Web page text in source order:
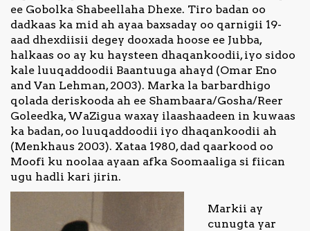
ee Gobolka Shabeellaha Dhexe. Tiro badan oo
dadkaas ka mid ah ayaa baxsaday oo qarnigii 19-
aad dhexdiisii degey dooxada hoose ee Jubba,
halkaas oo ay ku haysteen dhaqankoodii, iyo sidoo
kale luuqaddoodii Baantuuga ahayd (Omar Eno
and Van Lehman, 2003). Marka la barbardhigo
qolada deriskooda ah ee Shambaara/Gosha/Reer
Goleedka, WaZigua waxay ilaashaadeen in kuwaas
ka badan, oo luuqaddoodii iyo dhaqankoodii ah
(Menkhaus 2003). Xataa 1980, dad qaarkood oo
Moofi ku noolaa ayaan afka Soomaaliga si fiican
ugu hadli kari jirin.
Markii ay
cunugta yar